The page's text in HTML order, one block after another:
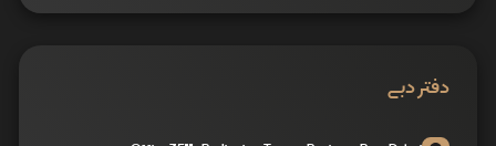
دفتر دبی